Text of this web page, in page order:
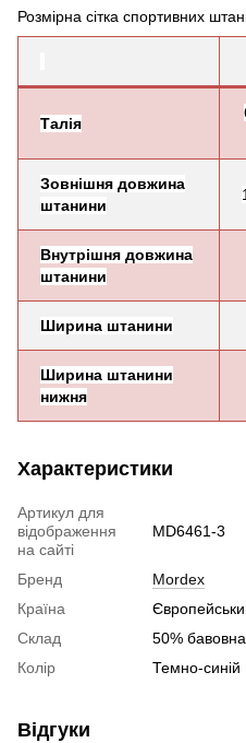
Розмірна сітка спортивних
Талія
Зовнішня довжина
штанини
Внутрішня довжина
штанини
Ширина штанини
Ширина штанини
нижня
Характеристики
Артикул для
відображення
на сайті
MD6461-3
Бренд
Mordex
Країна
Склад
50%
Колір
Темно-синій
Відгуки